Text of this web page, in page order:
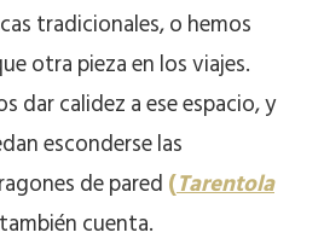
tradicionales, o hemos
otra pieza en los viajes.
dar calidez a ese espacio, y
esconderse las
de pared(Tarentola
cuenta.